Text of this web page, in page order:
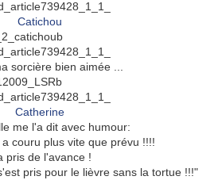
Catichou
sorcière bien aimée ...
Catherine
me l'a dit avec humour:
couru plus vite que prévu !!!!
pris de l'avance !
pris pour le lièvre sans la tortue !!!"